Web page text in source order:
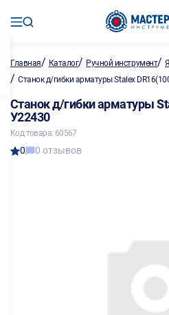
Главная/ Каталог/ Ручной инструмент/
/ Станок д/гибки арматуры Stalex
Станок д/гибки арматуры
У22430
Код товара: 60567
0 0 отзывов